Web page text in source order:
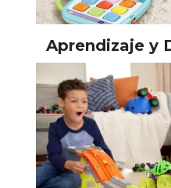
Aprendizaje y